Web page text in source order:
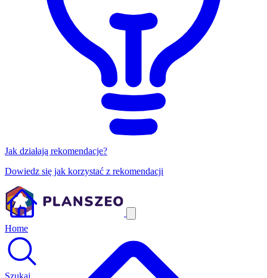
Jak działają rekomendacje?
Dowiedz się jak korzystać z rekomendacji
Home
Szukaj